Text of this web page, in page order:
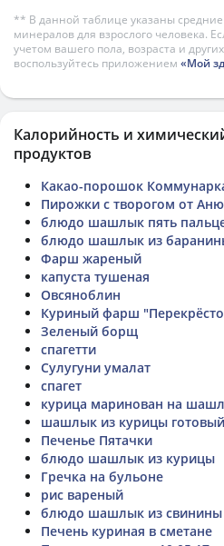
** В данной таблице указаны
минералов для взрослого человека.
учетом вашего пола, возраста и
воспользуйтесь приложением «Мой
Калорийность и
продуктов
Какао-порошок
Пирожки с творогом от
блюдо шашлык пять
блюдо шашлык из
Фарш жареный
капуста тушеная
Овсяноблин
Куриный фарш
Зеленый борщ
спагетти
Сулугуни умалат
спагет
курица маринован на
шашлык из курицы готовый
Печенье Пятачки
блюдо шашлык из курицы
Гречка на бульоне
рис вареный
блюдо шашлык из свинины
Печень куриная в сметане